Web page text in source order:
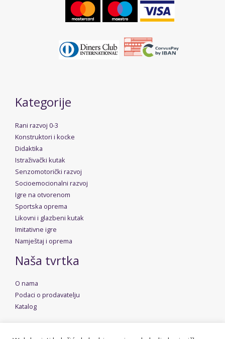
Kategorije
Rani razvoj 0-3
Konstruktori i kocke
Didaktika
Istraživački kutak
Senzomotorički razvoj
Socioemocionalni razvoj
Igre na otvorenom
Sportska oprema
Likovni i glazbeni kutak
Imitativne igre
Namještaj i oprema
Naša tvrtka
O nama
Podaci o prodavatelju
Katalog